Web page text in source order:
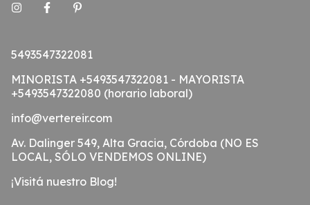
5493547322081
MINORISTA +5493547322081 - MAYORISTA
+5493547322080 (horario laboral)
info@vertereir.com
Av. Dalinger 549, Alta Gracia, Córdoba (NO ES
LOCAL, SÓLO VENDEMOS ONLINE)
¡Visitá nuestro Blog!